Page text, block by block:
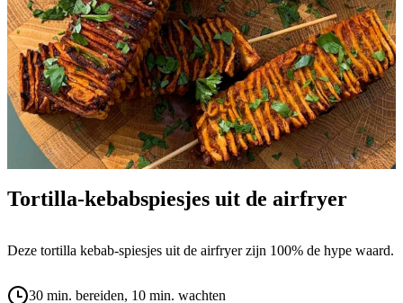
Tortilla-kebabspiesjes uit de airfryer
Deze tortilla kebab-spiesjes uit de airfryer zijn 100% de hype waard.
30 min. bereiden, 10 min. wachten